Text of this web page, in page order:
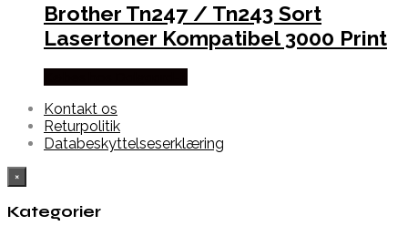
Brother Tn247 / Tn243 Sort
Lasertoner Kompatibel 3000 Print
Kontakt os
Returpolitik
Databeskyttelseserklæring
×
Kategorier